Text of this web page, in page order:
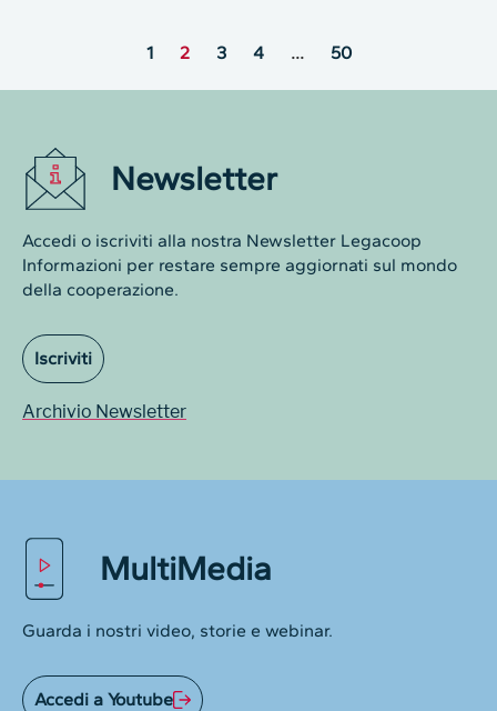
1 2 3 4 … 50
Newsletter
Accedi o iscriviti alla nostra Newsletter Legacoop
Informazioni per restare sempre aggiornati sul mondo
della cooperazione.
Iscriviti
Archivio Newsletter
MultiMedia
Guarda i nostri video, storie e webinar.
Accedi a Youtube